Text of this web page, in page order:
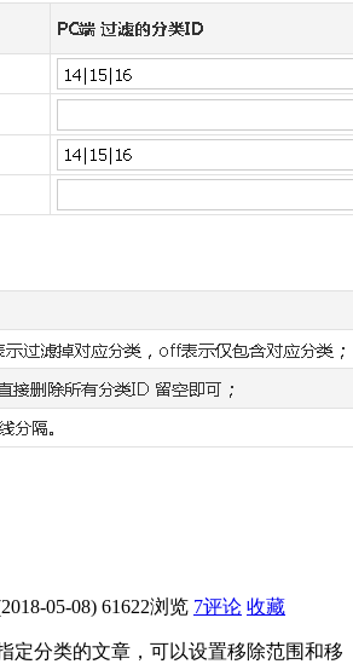
05-08) 61622浏览 7评论 收藏
定分类的文章，可以设置移除范围和移